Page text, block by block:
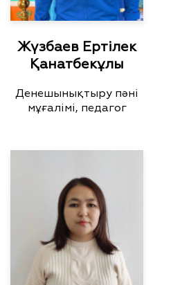
Жүзбаев Ертілек
Қанатбекұлы
Денешынықтыру пәні
мұғалімі, педагог